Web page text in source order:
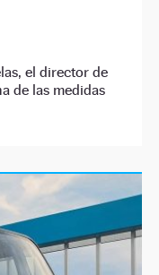
el director de
de las medidas